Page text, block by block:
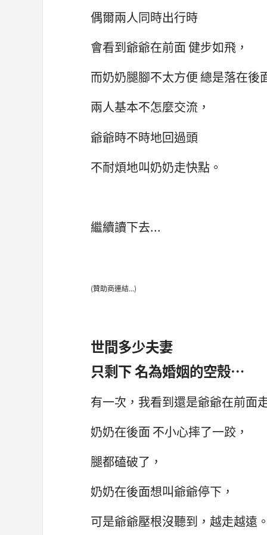
偶爾兩人同時出行時
會看到爺爺在前面 健步如飛，
而奶奶腿腳不太方便 總是落在後
兩人基本不怎麼交流，
爺爺時不時地回過頭
不耐煩地叫奶奶走快點。
繼續讀下去...
(贊助商連結...)
世間多少夫妻
只剩下 名為婚姻的空殼…
有一次，我看到還是爺爺在前面
奶奶在後面 不小心摔了一跤，
腿都磕破了，
奶奶在後面想叫爺爺停下，
可是爺爺壓根沒聽到，越走越遠